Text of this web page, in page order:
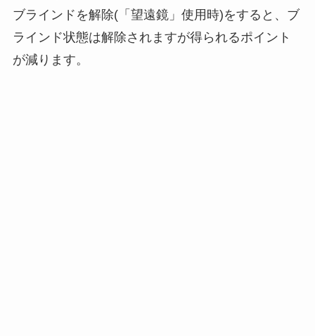
ブラインドを解除(「望遠鏡」使用時)をすると、ブ
ラインド状態は解除されますが得られるポイント
が減ります。